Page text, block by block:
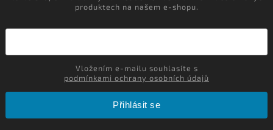
produktech na našem e-shopu.
podmínkami ochrany osobních údajů
Přihlásit se